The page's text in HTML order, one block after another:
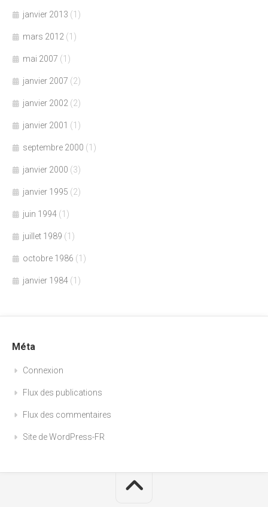
janvier 2013 (1)
mars 2012 (1)
mai 2007 (1)
janvier 2007 (2)
janvier 2002 (2)
janvier 2001 (1)
septembre 2000 (1)
janvier 2000 (3)
janvier 1995 (2)
juin 1994 (1)
juillet 1989 (1)
octobre 1986 (1)
janvier 1984 (1)
Méta
Connexion
Flux des publications
Flux des commentaires
Site de WordPress-FR